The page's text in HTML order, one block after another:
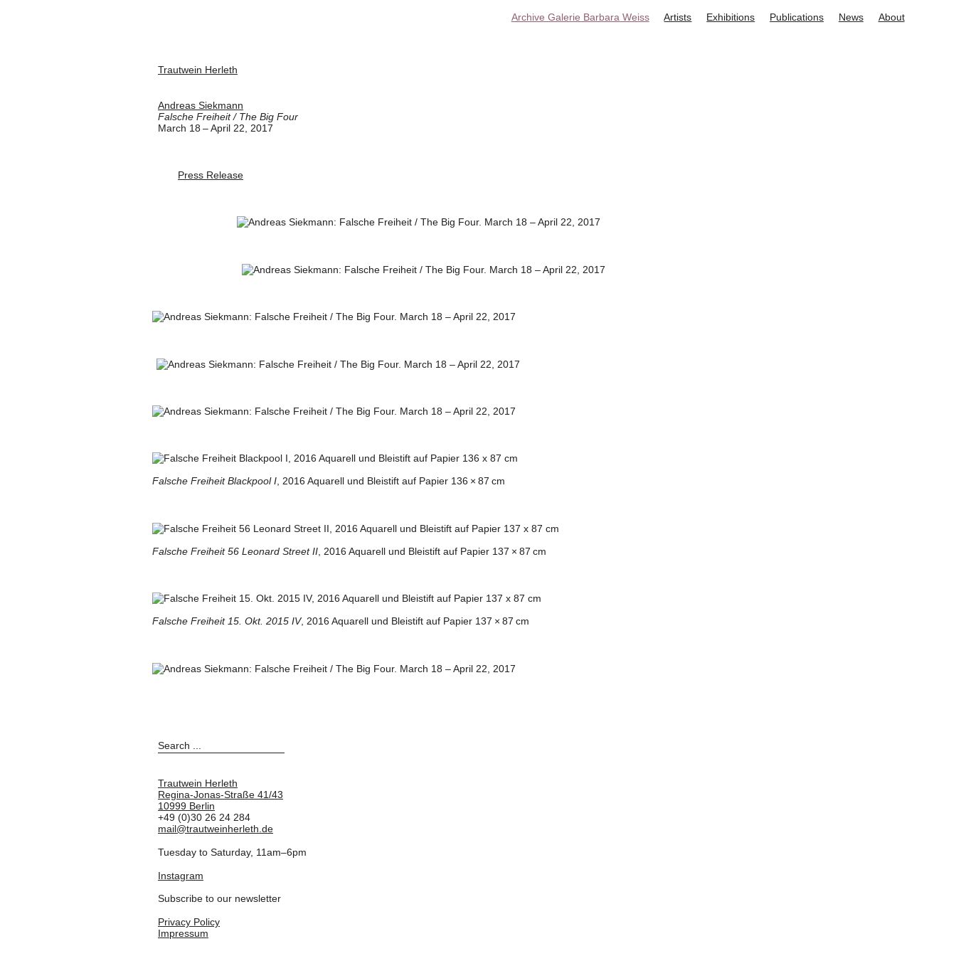
Trautwein Herleth
Archive Galerie Barbara Weiss Artists Exhibitions Publications News About
Andreas Siekmann
Falsche Freiheit / The Big Four
March 18 – April 22, 2017
Press Release
Falsche Freiheit Blackpool I, 2016 Aquarell und Bleistift auf Papier 136 × 87 cm
Falsche Freiheit 56 Leonard Street II, 2016 Aquarell und Bleistift auf Papier 137 × 87 cm
Falsche Freiheit 15. Okt. 2015 IV, 2016 Aquarell und Bleistift auf Papier 137 × 87 cm
Trautwein Herleth
Regina-Jonas-Straße 41/43
10999 Berlin
+49 (0)30 26 24 284
mail@trautweinherleth.de
Tuesday to Saturday, 11am–6pm
Instagram
Subscribe to our newsletter
Privacy Policy
Impressum